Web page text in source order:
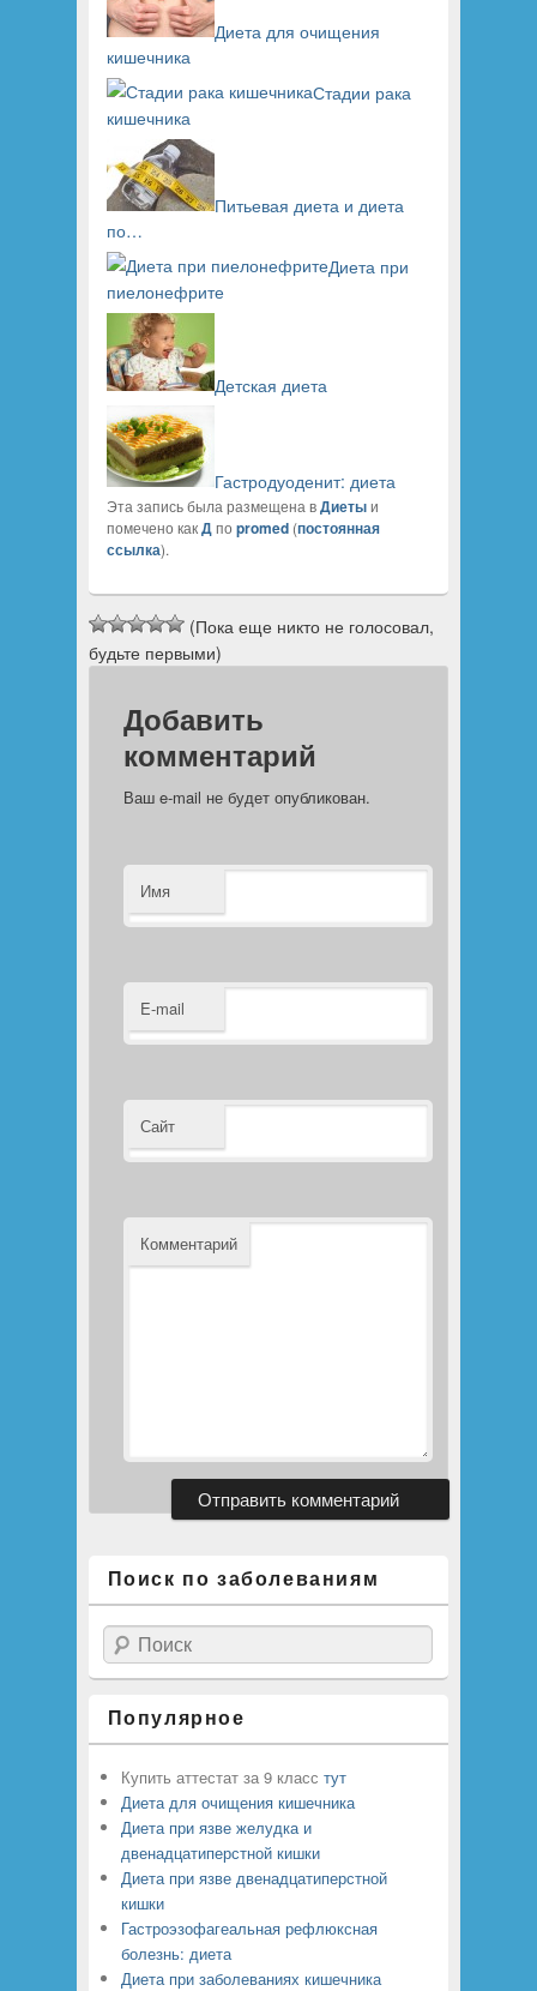
Диета для очищения
кишечника
Стадии рака
кишечника
Питьевая диета и диета
по…
Диета при
пиелонефрите
Детская диета
Гастродуоденит: диета
Эта запись была размещена вДиетыи
помечено какДпо promed(постоянная
ссылка).
(Пока еще никто не голосовал,
будьте первыми)
Добавить
комментарий
Ваш e-mail не будет опубликован.
Имя
E-mail
Сайт
Комментарий
Поиск по заболеваниям
Поиск
Популярное
Купить аттестат за 9 класс тут
Диета для очищения кишечника
Диета при язве желудка и
двенадцатиперстной кишки
Диета при язве двенадцатиперстной
кишки
Гастроэзофагеальная рефлюксная
болезнь: диета
Диета при заболеваниях кишечника